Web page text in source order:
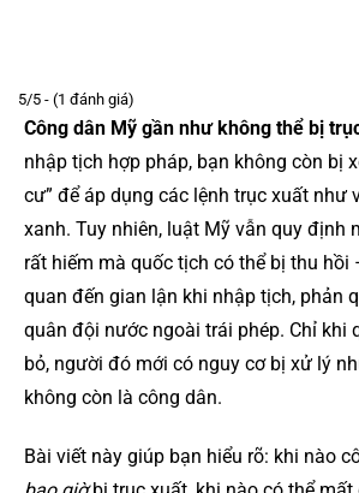
5/5 - (1 đánh giá)
Công dân Mỹ gần như không thể bị
nhập tịch hợp pháp, bạn không còn bị
cư” để áp dụng các lệnh trục xuất như
xanh. Tuy nhiên, luật Mỹ vẫn quy định
rất hiếm mà quốc tịch có thể bị thu hồi
quan đến gian lận khi nhập tịch, phản
quân đội nước ngoài trái phép. Chỉ khi
bỏ, người đó mới có nguy cơ bị xử lý
không còn là công dân.
Bài viết này giúp bạn hiểu rõ: khi nào